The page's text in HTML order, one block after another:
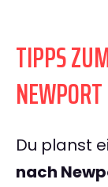
TIPPS
NEWPORT
Du planst
nach